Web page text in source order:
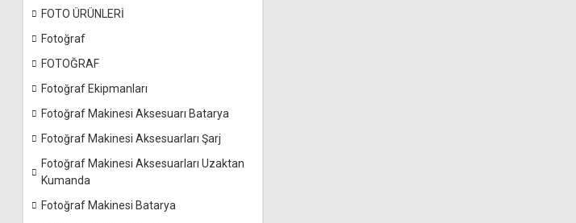
FOTO ÜRÜNLERİ
Fotoğraf
FOTOĞRAF
Fotoğraf Ekipmanları
Fotoğraf Makinesi Aksesuarı Batarya
Fotoğraf Makinesi Aksesuarları Şarj
Fotoğraf Makinesi Aksesuarları Uzaktan
Kumanda
Fotoğraf Makinesi Batarya